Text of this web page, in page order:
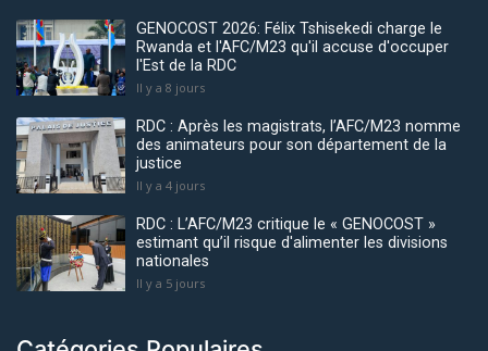
GENOCOST 2026: Félix Tshisekedi charge le
Rwanda et l'AFC/M23 qu'il accuse d'occuper
l'Est de la RDC
Il y a 8 jours
RDC : Après les magistrats, l’AFC/M23 nomme
des animateurs pour son département de la
justice
Il y a 4 jours
RDC : L’AFC/M23 critique le « GENOCOST »
estimant qu’il risque d'alimenter les divisions
nationales
Il y a 5 jours